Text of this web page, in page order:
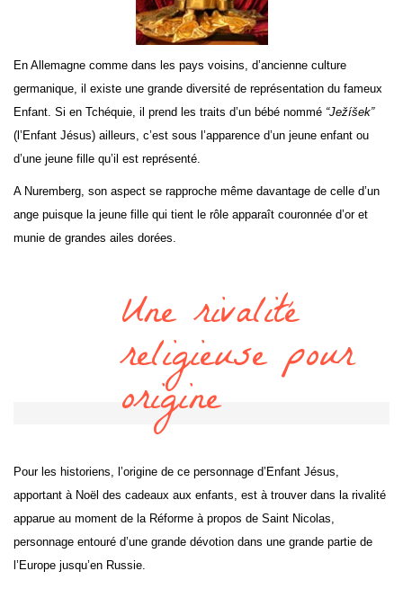
En Allemagne comme dans les pays voisins, d’ancienne culture
germanique, il existe une grande diversité de représentation du fameux
Enfant. Si en Tchéquie, il prend les traits d’un bébé nommé “Ježíšek”
(l’Enfant Jésus) ailleurs, c’est sous l’apparence d’un jeune enfant ou
d’une jeune fille qu’il est représenté.
A Nuremberg, son aspect se rapproche même davantage de celle d’un
ange puisque la jeune fille qui tient le rôle apparaît couronnée d’or et
munie de grandes ailes dorées.
Une rivalité
religieuse pour
origine
Pour les historiens, l’origine de ce personnage d’Enfant Jésus,
apportant à Noël des cadeaux aux enfants, est à trouver dans la rivalité
apparue au moment de la Réforme à propos de Saint Nicolas,
personnage entouré d’une grande dévotion dans une grande partie de
l’Europe jusqu’en Russie.